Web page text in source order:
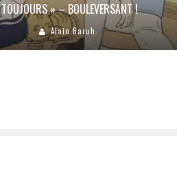
TOUJOURS » – BOULEVERSANT !
Alain Baruh